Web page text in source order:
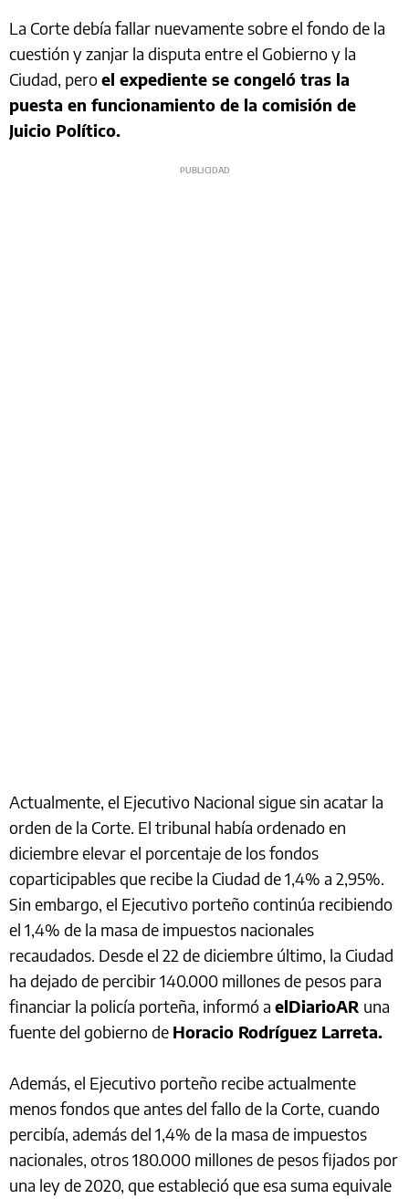
La Corte debía fallar nuevamente sobre el fondo de la
cuestión y zanjar la disputa entre el Gobierno y la
Ciudad, peroel expediente se congeló tras la
puesta en funcionamiento de la comisión de
Juicio Político.
Actualmente, el Ejecutivo Nacional sigue sin acatar la
orden de la Corte. El tribunal había ordenado en
diciembre elevar el porcentaje de los fondos
coparticipables que recibe la Ciudad de 1,4% a 2,95%.
Sin embargo, el Ejecutivo porteño continúa recibiendo
el 1,4% de la masa de impuestos nacionales
recaudados. Desde el 22 de diciembre último, la Ciudad
ha dejado de percibir 140.000 millones de pesos para
financiar la policía porteña, informó a elDiarioAR una
fuente del gobierno de Horacio Rodríguez Larreta.
Además, el Ejecutivo porteño recibe actualmente
menos fondos que antes del fallo de la Corte, cuando
percibía, además del 1,4% de la masa de impuestos
nacionales, otros 180.000 millones de pesos fijados por
una ley de 2020, que estableció que esa suma equivale